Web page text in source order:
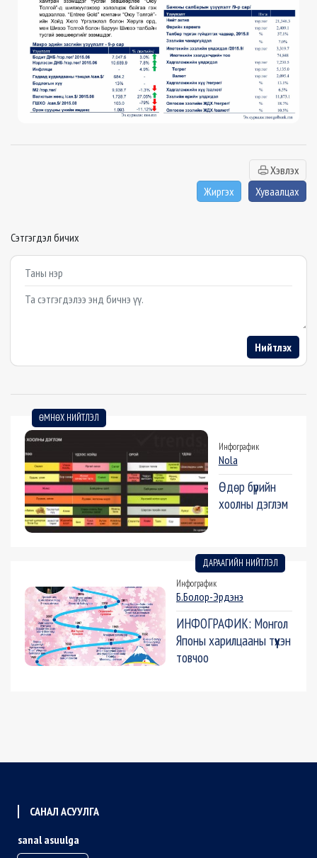
Хэвлэх
Жиргэх
Хуваалцах
Сэтгэгдэл бичих
Example textarea
Нийтлэх
ӨМНӨХ НИЙТЛЭЛ
Инфографик
Nola
Өдөр бүрийн
хоолны дэглэм
ДАРААГИЙН НИЙТЛЭЛ
Инфографик
Б.Болор-Эрдэнэ
ИНФОГРАФИК: Монгол
Японы харилцааны түүхэн
товчоо
САНАЛ АСУУЛГА
sanal asuulga